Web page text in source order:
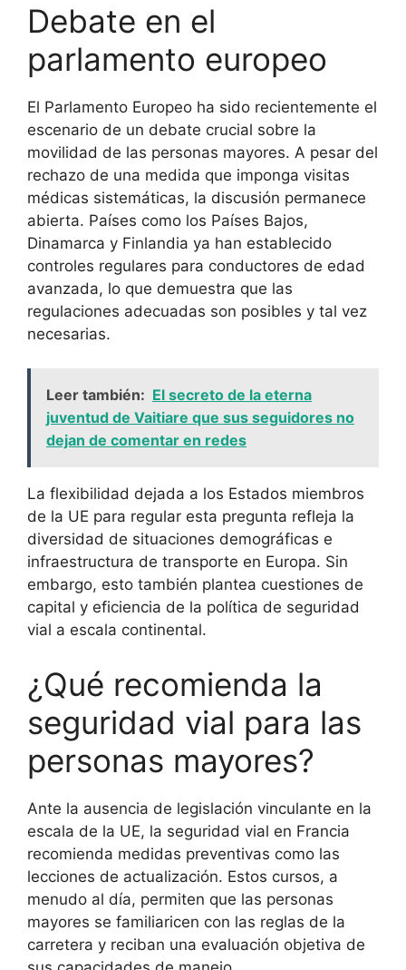
Debate en el
parlamento europeo
El Parlamento Europeo ha sido recientemente el
escenario de un debate crucial sobre la
movilidad de las personas mayores. A pesar del
rechazo de una medida que imponga visitas
médicas sistemáticas, la discusión permanece
abierta. Países como los Países Bajos,
Dinamarca y Finlandia ya han establecido
controles regulares para conductores de edad
avanzada, lo que demuestra que las
regulaciones adecuadas son posibles y tal vez
necesarias.
Leer también: El secreto de la eterna
juventud de Vaitiare que sus seguidores no
dejan de comentar en redes
La flexibilidad dejada a los Estados miembros
de la UE para regular esta pregunta refleja la
diversidad de situaciones demográficas e
infraestructura de transporte en Europa. Sin
embargo, esto también plantea cuestiones de
capital y eficiencia de la política de seguridad
vial a escala continental.
¿Qué recomienda la
seguridad vial para las
personas mayores?
Ante la ausencia de legislación vinculante en la
escala de la UE, la seguridad vial en Francia
recomienda medidas preventivas como las
lecciones de actualización. Estos cursos, a
menudo al día, permiten que las personas
mayores se familiaricen con las reglas de la
carretera y reciban una evaluación objetiva de